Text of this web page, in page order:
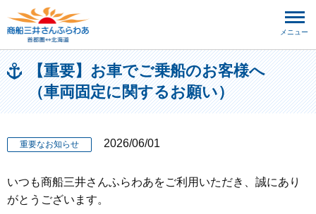
メニュー
【重要】お車でご乗船のお客様へ
（車両固定に関するお願い）
重要なお知らせ 2026/06/01
いつも商船三井さんふらわあをご利用いただき、誠にあり
がとうございます。